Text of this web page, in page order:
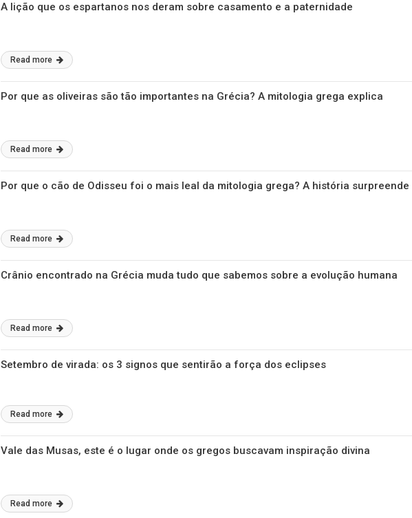
A lição que os espartanos nos deram sobre casamento e a paternidade
Read more
Por que as oliveiras são tão importantes na Grécia? A mitologia grega explica
Read more
Por que o cão de Odisseu foi o mais leal da mitologia grega? A história surpreende
Read more
Crânio encontrado na Grécia muda tudo que sabemos sobre a evolução humana
Read more
Setembro de virada: os 3 signos que sentirão a força dos eclipses
Read more
Vale das Musas, este é o lugar onde os gregos buscavam inspiração divina
Read more